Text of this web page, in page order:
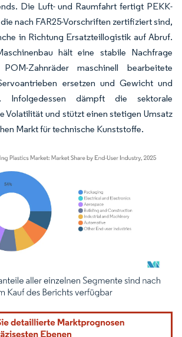
Die Luft- und Raumfahrt fertigt PEKK-
nach FAR25-Vorschriften zertifiziert sind,
in Richtung Ersatzteillogistik auf Abruf.
hält eine stabile Nachfrage
Zahnräder maschinell bearbeitete
ersetzen und Gewicht und
Infolgedessen dämpft die sektorale
Volatilität und stützt einen stetigen Umsatz
Markt für technische Kunststoffe.
Wiederverwendung erfordert Namensnennung